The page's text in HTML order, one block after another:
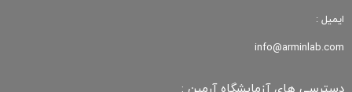
ایمیل :
info@arminlab.com